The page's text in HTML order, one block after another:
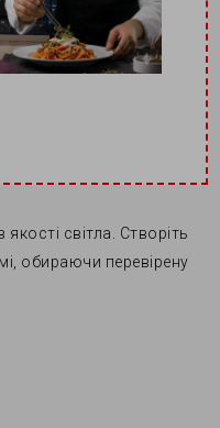
світла. Створіть
обираючи перевірену